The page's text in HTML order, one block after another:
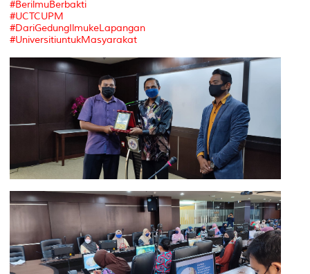
#BerilmuBerbakti
#UCTCUPM
#DariGedungIlmukeLapangan
#UniversitiuntukMasyarakat